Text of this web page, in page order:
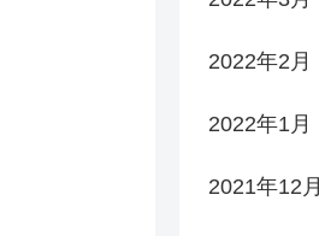
2022年2月
2022年1月
2021年12月